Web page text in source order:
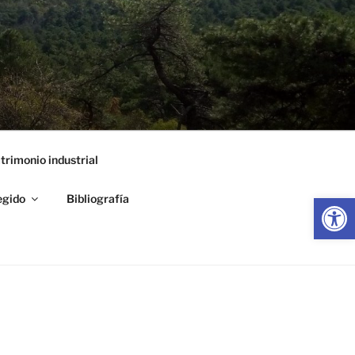
Abrir
industrial
Bibliografía